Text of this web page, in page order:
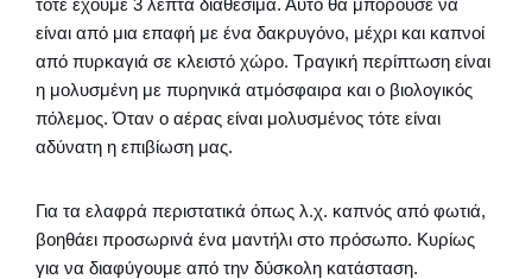
είναι από μια επαφή με ένα δακρυγόνο, μέχρι και καπνοί
από πυρκαγιά σε κλειστό χώρο. Τραγική περίπτωση είναι
η μολυσμένη με πυρηνικά ατμόσφαιρα και ο βιολογικός
πόλεμος. Όταν ο αέρας είναι μολυσμένος τότε είναι
αδύνατη η επιβίωση μας.
Για τα ελαφρά περιστατικά όπως λ.χ. καπνός από φωτιά,
βοηθάει προσωρινά ένα μαντήλι στο πρόσωπο. Κυρίως
για να διαφύγουμε από την δύσκολη κατάσταση.